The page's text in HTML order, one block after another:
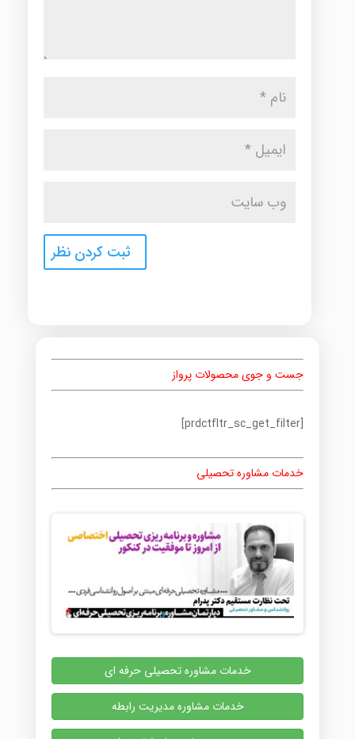
جست و جوی محصولات پرواز
[prdctfltr_sc_get_filter]
خدمات مشاوره تحصیلی
خدمات مشاوره تحصیلی حرفه ای
خدمات مشاوره مدیریت رابطه